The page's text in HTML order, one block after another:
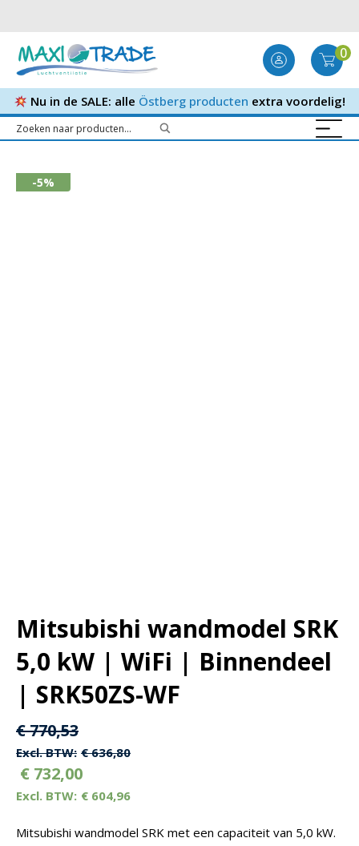
0
Nu in de SALE: alle Östberg producten extra voordelig!
-5%
Mitsubishi wandmodel SRK
5,0 kW | WiFi | Binnendeel
| SRK50ZS-WF
Oorspronkelijke
prijs
was:
€ 770,53.
€770,53Huidige
prijs
is:
€ 770,53.
€636,80
€ 732,00
€ 604,96
Mitsubishi wandmodel SRK met een capaciteit van 5,0 kW.